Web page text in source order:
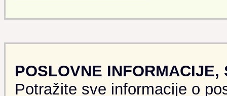
POSLOVNE
Potražite sve informacije o